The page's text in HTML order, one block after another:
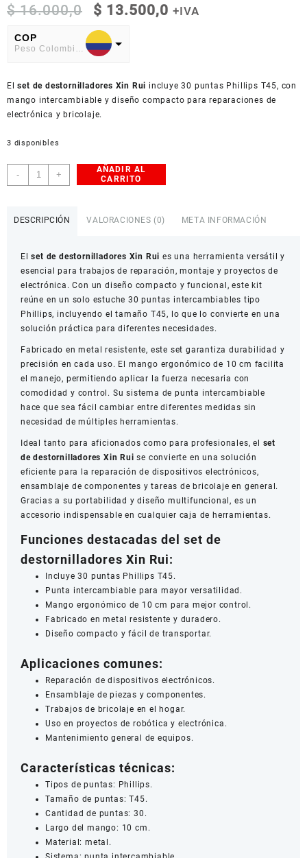
$16.000,0
El
original
era:
$ 13.500,0 El
+IVA
COP
Peso Colombiano
American Dollar
Elset de destornilladores Xin Rui incluye 30 puntas Phillips T45, con
mango intercambiable y diseño compacto para reparaciones de
electrónica y bricolaje.
3 disponibles
-
Set
de
en
1
–
Puntas
Phillips
intercambiables
cantidad
+
AÑADIR AL
CARRITO
DESCRIPCIÓN VALORACIONES (0) META INFORMACIÓN
Elset de destornilladores Xin Rui es una herramienta versátil y
esencial para trabajos de reparación, montaje y proyectos de
electrónica. Con un diseño compacto y funcional, este kit
reúne en un solo estuche 30 puntas intercambiables tipo
Phillips, incluyendo el tamaño T45, lo que lo convierte en una
solución práctica para diferentes necesidades.
Fabricado en metal resistente, este set garantiza durabilidad y
precisión en cada uso. El mango ergonómico de 10 cm facilita
el manejo, permitiendo aplicar la fuerza necesaria con
comodidad y control. Su sistema de punta intercambiable
hace que sea fácil cambiar entre diferentes medidas sin
necesidad de múltiples herramientas.
Ideal tanto para aficionados como para profesionales, el set
de destornilladores Xin Rui se convierte en una solución
eficiente para la reparación de dispositivos electrónicos,
ensamblaje de componentes y tareas de bricolaje en general.
Gracias a su portabilidad y diseño multifuncional, es un
accesorio indispensable en cualquier caja de herramientas.
Funciones destacadas del set de
destornilladores Xin Rui:
Incluye 30 puntas Phillips T45.
Punta intercambiable para mayor versatilidad.
Mango ergonómico de 10 cm para mejor control.
Fabricado en metal resistente y duradero.
Diseño compacto y fácil de transportar.
Aplicaciones comunes:
Reparación de dispositivos electrónicos.
Ensamblaje de piezas y componentes.
Trabajos de bricolaje en el hogar.
Uso en proyectos de robótica y electrónica.
Mantenimiento general de equipos.
Características técnicas:
Tipos de puntas: Phillips.
Tamaño de puntas: T45.
Cantidad de puntas: 30.
Largo del mango: 10 cm.
Material: metal.